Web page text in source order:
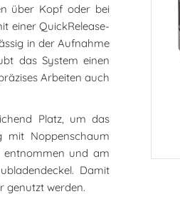
über Kopf oder bei
einer QuickRelease-
in der Aufnahme
das System einen
Arbeiten auch
Platz, um das
mit Noppenschaum
entnommen und am
Damit
genutzt werden.